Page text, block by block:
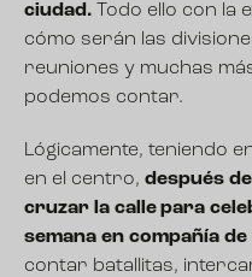
ciudad. Todo ello con la
cómo serán las
reuniones y muchas
podemos contar.
Lógicamente, teniendo
en el centro, después
cruzar la calle para
semana en compañía
contar batallitas,